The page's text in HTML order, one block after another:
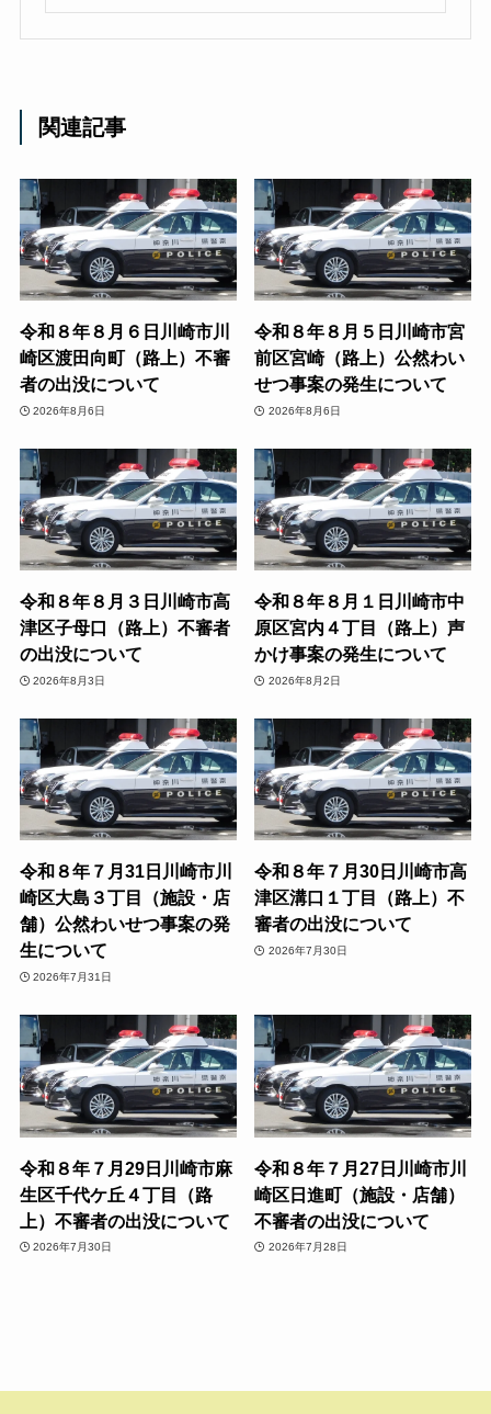
関連記事
令和８年８月６日川崎市川
崎区渡田向町（路上）不審
者の出没について
2026年8月6日
令和８年８月５日川崎市宮
前区宮崎（路上）公然わい
せつ事案の発生について
2026年8月6日
令和８年８月３日川崎市高
津区子母口（路上）不審者
の出没について
2026年8月3日
令和８年８月１日川崎市中
原区宮内４丁目（路上）声
かけ事案の発生について
2026年8月2日
令和８年７月31日川崎市川
崎区大島３丁目（施設・店
舗）公然わいせつ事案の発
生について
2026年7月31日
令和８年７月30日川崎市高
津区溝口１丁目（路上）不
審者の出没について
2026年7月30日
令和８年７月29日川崎市麻
生区千代ケ丘４丁目（路
上）不審者の出没について
2026年7月30日
令和８年７月27日川崎市川
崎区日進町（施設・店舗）
不審者の出没について
2026年7月28日